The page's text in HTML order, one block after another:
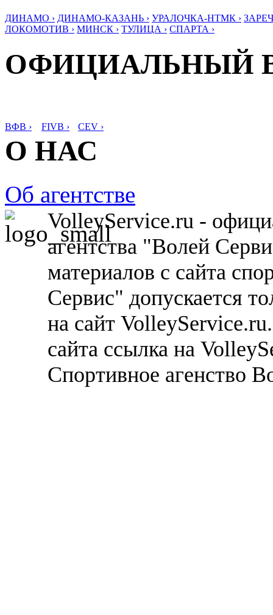
ДИНАМО › ДИНАМО-КАЗАНЬ › УРАЛОЧКА-НТМК ›
ЛОКОМОТИВ › МИНСК › ТУЛИЦА › СПАРТА ›
ОФИЦИАЛЬНЫЙ
ВФВ › FIVB › CEV ›
О НАС
Об агентстве
VolleyService.ru -
агентства "Волей
материалов с сайта
Сервис" допускается
на сайт
сайта ссылка на
Спортивное агенство